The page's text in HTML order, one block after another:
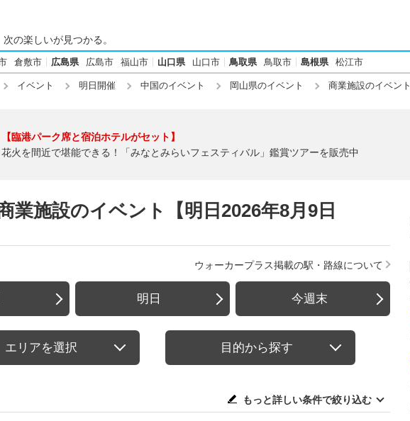
次の楽しいが見つかる。
倉敷市 広島県 広島市 福山市 山口県 山口市 鳥取県 鳥取市 島根県 松江市
イベント 明日開催 中国のイベント 岡山県のイベント 商業施設のイベント
【臨港パーク席と宿泊ホテルがセット】
花火を間近で堪能できる！「みなとみらいフェスティバル」鑑賞ツアーを販売中
業施設のイベント【明日2026年8月9日
ウォーカープラス掲載の駅・路線について
明日 今週末
エリアを選択 目的から探す
もっと詳しい条件で絞り込む